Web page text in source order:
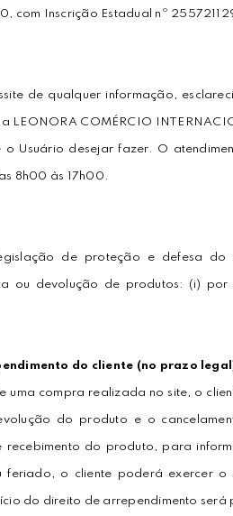
Inscrição Estadual nº
de qualquer informação,
LEONORA COMÉRCIO
o Usuário desejar fazer. O
8h00 às 17h00.
de proteção e defesa
ou devolução de produtos: (i)
do cliente (no prazo
uma compra realizada no site, o
do produto e o
do produto, para
feriado, o cliente poderá exercer
do direito de arrependimento será